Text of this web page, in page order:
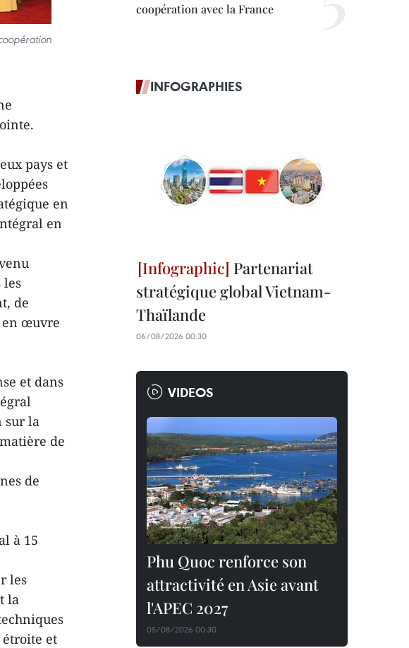
pays et
en
en
les
de
en œuvre
et dans
sur la
de
de
à 15
les
la
et
coopération avec la France
INFOGRAPHIES
Partenariat
stratégique global Vietnam-
Thaïlande
06/08/2026 00:30
VIDEOS
Phu Quoc renforce son
attractivité en Asie avant
l'APEC 2027
05/08/2026 00:30